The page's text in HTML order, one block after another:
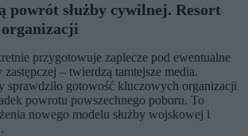
powrót służby cywilnej. Resort
organizacji
przygotowuje zaplecze pod ewentualne
zastępczej – twierdzą tamtejsze media.
sprawdziło gotowość kluczowych organizacji
powrotu powszechnego poboru. To
nowego modelu służby wojskowej i